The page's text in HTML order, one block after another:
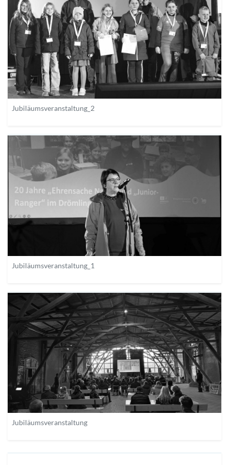
Jubiläumsveranstaltung_2
Jubiläumsveranstaltung_1
Jubiläumsveranstaltung